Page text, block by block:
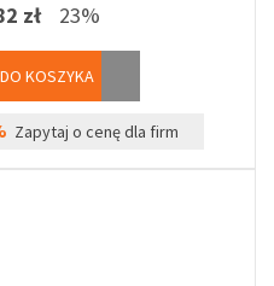
zł 23%
DO KOSZYKA
Zapytaj o cenę dla firm